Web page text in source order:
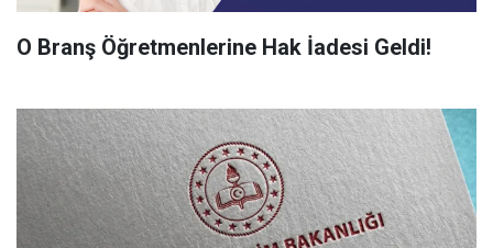
O Branş Öğretmenlerine Hak İadesi Geldi!